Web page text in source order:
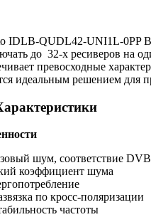
IDLB-QUDL42-UNI1L-0PP
до 32-х ресиверов на
превосходные
идеальным решением для
шум, соответствие
коэффициент шума
по кросс-поляризации
частоты